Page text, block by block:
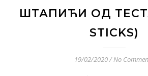
ШТАПИЋИ ОД
STICKS)
19/02/2020/No